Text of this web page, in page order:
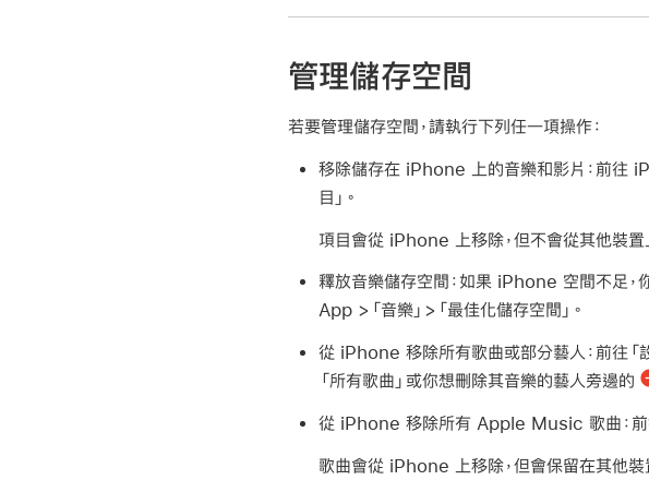
管理儲存空間
若要管理儲存空間，請執行下列任一項操作：
移除儲存在 iPhone 上的音樂和影片： 前往
目」。
項目會從 iPhone 上移除，但不會從其他裝置
釋放音樂儲存空間：如果 iPhone 空間不足，
App >「音樂」>「最佳化儲存空間」。
從 iPhone 移除所有歌曲或部分藝人： 前往「
「所有歌曲」或你想刪除其音樂的藝人旁邊的
從 iPhone 移除所有 Apple Music 歌曲：
歌曲會從 iPhone 上移除，但會保留在其他裝